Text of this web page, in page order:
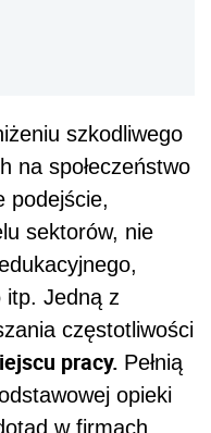
szkodliwego
na społeczeństwo
podejście,
sektorów, nie
itp. Jedną z
częstotliwości
pracy. Pełnią
opieki
w firmach